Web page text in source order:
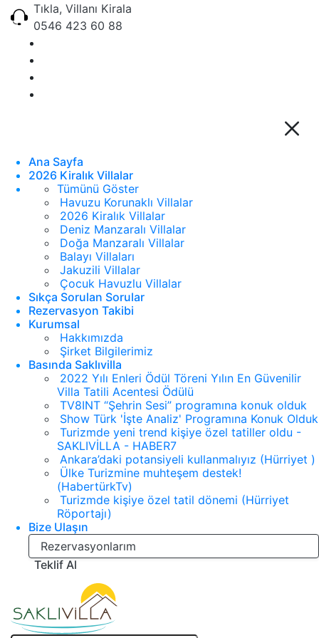
Tıkla, Villanı Kirala
0546 423 60 88
Ana Sayfa
2026 Kiralık Villalar
Tümünü Göster
Havuzu Korunaklı Villalar
2026 Kiralık Villalar
Deniz Manzaralı Villalar
Doğa Manzaralı Villalar
Balayı Villaları
Jakuzili Villalar
Çocuk Havuzlu Villalar
Sıkça Sorulan Sorular
Rezervasyon Takibi
Kurumsal
Hakkımızda
Şirket Bilgilerimiz
Basında Saklıvilla
2022 Yılı Enleri Ödül Töreni Yılın En Güvenilir
Villa Tatili Acentesi Ödülü
TV8INT “Şehrin Sesi” programına konuk olduk
Show Türk 'İşte Analiz' Programına Konuk Olduk
Turizmde yeni trend kişiye özel tatiller oldu -
SAKLIVİLLA - HABER7
Ankara’daki potansiyeli kullanmalıyız (Hürriyet )
Ülke Turizmine muhteşem destek!
(HabertürkTv)
Turizmde kişiye özel tatil dönemi (Hürriyet
Röportajı)
Bize Ulaşın
Rezervasyonlarım
Teklif Al